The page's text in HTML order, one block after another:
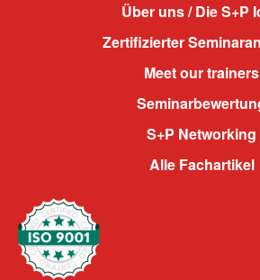
Über uns / Die S+P
Zertifizierter
Meet our trainers
S+P Networking
Alle Fachartikel